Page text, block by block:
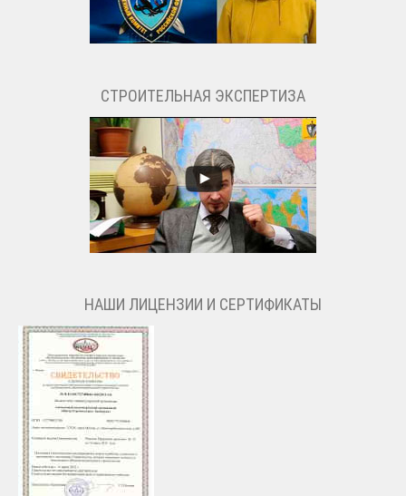
СТРОИТЕЛЬНАЯ ЭКСПЕРТИЗА
НАШИ ЛИЦЕНЗИИ И СЕРТИФИКАТЫ